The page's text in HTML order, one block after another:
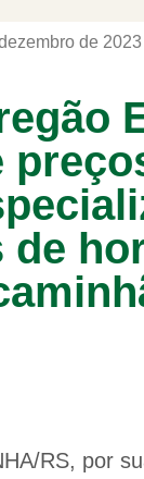
de 2023
de
RS, por